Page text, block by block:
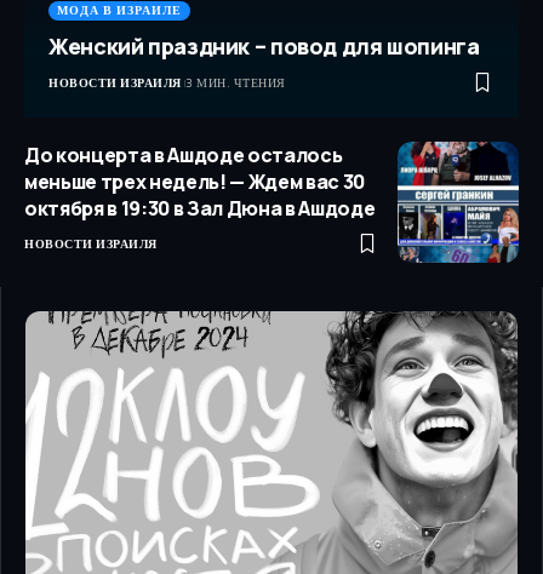
МОДА В ИЗРАИЛЕ
Женский праздник – повод для шопинга
НОВОСТИ ИЗРАИЛЯ 3 МИН. ЧТЕНИЯ
До концерта в Ашдоде осталось
меньше трех недель! — Ждем вас 30
октября в 19:30 в Зал Дюна в Ашдоде
НОВОСТИ ИЗРАИЛЯ